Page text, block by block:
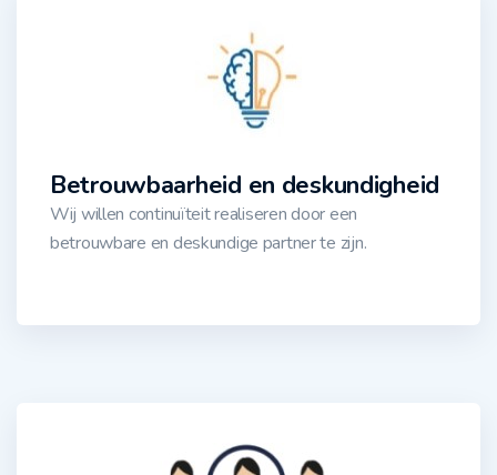
Betrouwbaarheid en deskundigheid
Wij willen continuïteit realiseren door een
betrouwbare en deskundige partner te zijn.